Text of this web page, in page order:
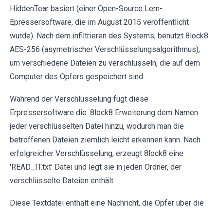
HiddenTear basiert (einer Open-Source Lern-
Epressersoftware, die im August 2015 veröffentlicht
wurde). Nach dem infiltrieren des Systems, benutzt 8lock8
AES-256 (asymetrischer Verschlüsselungsalgorithmus),
um verschiedene Dateien zu verschlüsseln, die auf dem
Computer des Opfers gespeichert sind.
Während der Verschlüsselung fügt diese
Erpressersoftware die .8lock8 Erweiterung dem Namen
jeder verschlüsselten Datei hinzu, wodurch man die
betroffenen Dateien ziemlich leicht erkennen kann. Nach
erfolgreicher Verschlüsselung, erzeugt 8lock8 eine
'READ_IT.txt' Datei und legt sie in jeden Ordner, der
verschlüsselte Dateien enthält.
Diese Textdatei enthält eine Nachricht, die Opfer über die